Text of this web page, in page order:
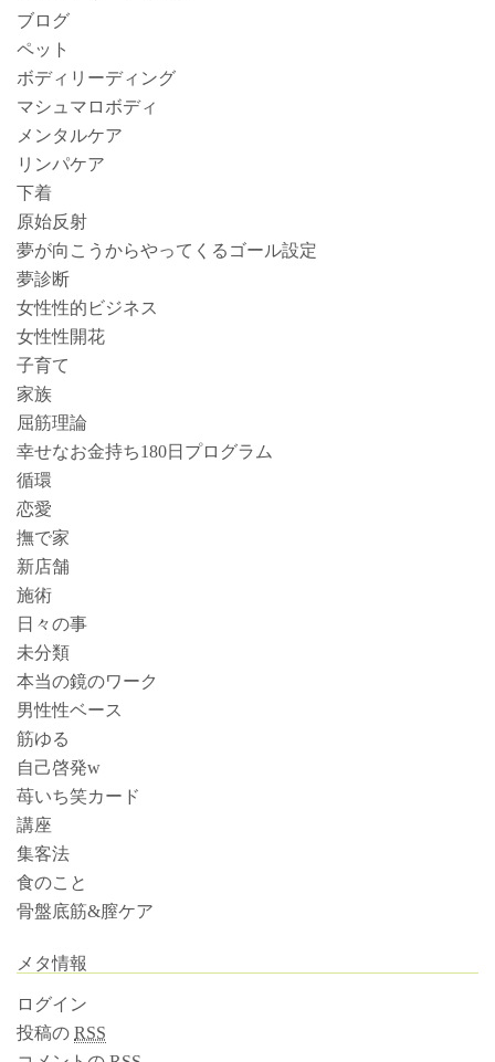
ブログ
ペット
ボディリーディング
マシュマロボディ
メンタルケア
リンパケア
下着
原始反射
夢が向こうからやってくるゴール設定
夢診断
女性性的ビジネス
女性性開花
子育て
家族
屈筋理論
幸せなお金持ち180日プログラム
循環
恋愛
撫で家
新店舗
施術
日々の事
未分類
本当の鏡のワーク
男性性ベース
筋ゆる
自己啓発w
苺いち笑カード
講座
集客法
食のこと
骨盤底筋&膣ケア
メタ情報
ログイン
投稿の RSS